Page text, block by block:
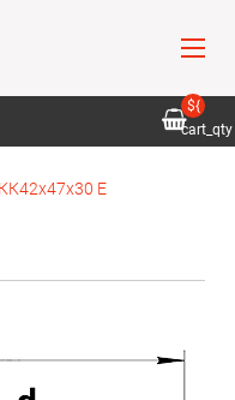
${
cart_qty
Е